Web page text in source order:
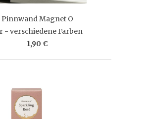
Pinnwand Magnet O
- verschiedene Farben
1,90 €